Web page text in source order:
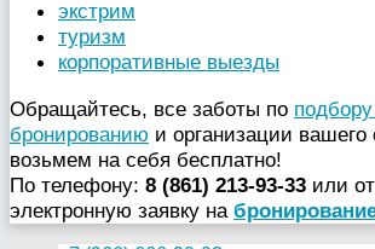
экстрим
туризм
корпоративные выезды
Обращайтесь, все заботы по
бронированию и организации
возьмем на себя бесплатно!
По телефону: 8 (861) 213-93-33 или
электронную заявку на